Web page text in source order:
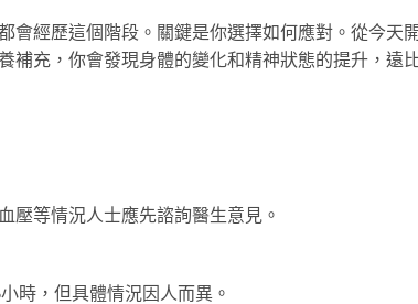
會經歷這個階段。關鍵是你選擇如何應對。從今天
補充，你會發現身體的變化和精神狀態的提升，遠
壓等情況人士應先諮詢醫生意見。
時，但具體情況因人而異。